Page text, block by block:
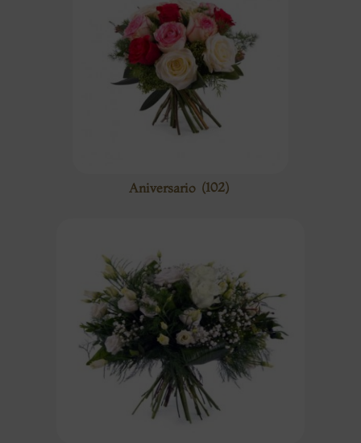
Aniversario (102)